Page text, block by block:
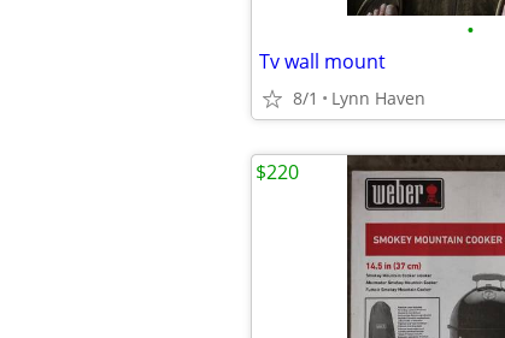
•
Tv wall mount
8/1 Lynn Haven
$220